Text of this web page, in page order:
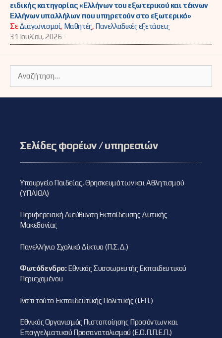
ειδικής κατηγορίας «Ελλήνων του εξωτερικού και τέκνων
Ελλήνων υπαλλήλων που υπηρετούν στο εξωτερικό»
ΣεΔιαγωνισμοί, Μαθητές, Πανελλαδικές εξετάσεις
31 Ιουλίου, 2026 -
για:
Σελίδες φορέων / υπηρεσιών
Υπουργείο Παιδείας, Θρησκευμάτων και Αθλητισμού
(ΥΠΑΙΘΑ)
Περιφερειακή Διεύθυνση Εκπαίδευσης Δυτικής
Μακεδονίας
Πανελλήνιο Σχολικό Δίκτυο (Π.Σ.Δ.)
Φωτόδενδρο:Εθνικός Συσσωρευτής Εκπαιδευτικού
Περιεχομένου
Ινστιτούτο Εκπαιδευτικής Πολιτικής (Ι.ΕΠ.)
Εθνικός Οργανισμός Πιστοποίησης Προσόντων και
Επαγγελματικού Προσανατολισμού (Ε.Ο.Π.Π.Ε.Π.)